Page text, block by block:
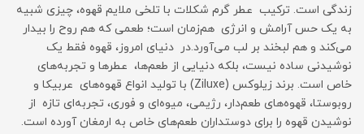
زندگی است. ترکیب عطر گرم شکلات با تلخی ملایم قهوه، چیزی شبیه
به یک حس آرامش و انرژی هم‌زمان است؛ طعمی که هم روح را بیدار
می‌کند و هم لبخند بر لب می‌آورد.در دنیای امروز، قهوه فقط یک
نوشیدنی ساده نیست، بلکه دنیایی از طعم‌ها، عطرها و تجربه‌های
خاص است. برند زیلوکس (Ziluxe) با تولید انواع قهوه‌های عربیکا و
روبوستا، قهوه‌های طعم‌دار، رژیمی، میوه‌ای و فوری، تجربه‌ای تازه از
نوشیدن قهوه را برای دوستداران طعم‌های خاص به ارمغان آورده است.